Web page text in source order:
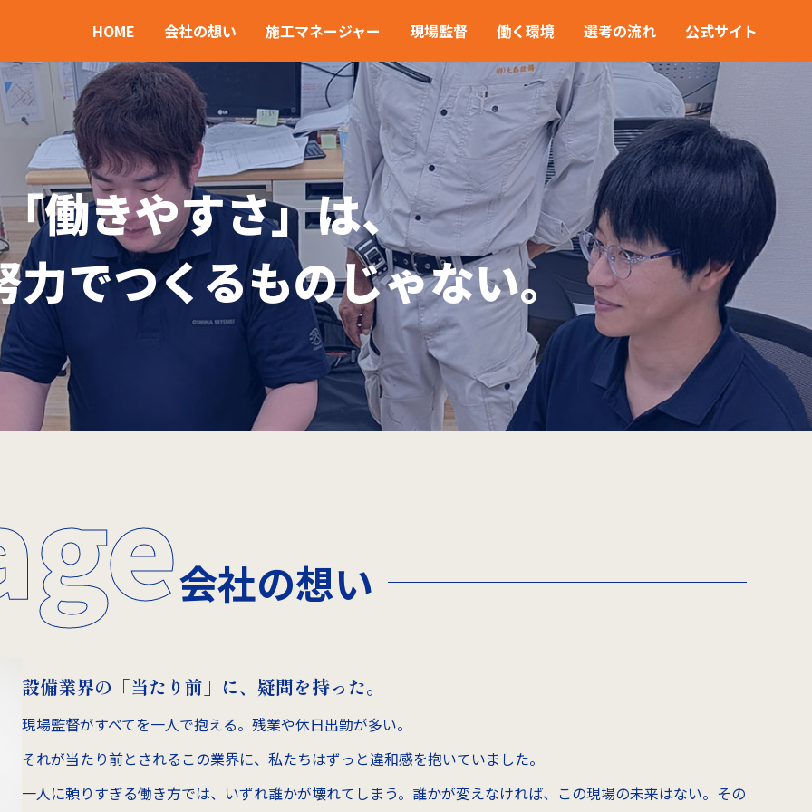
HOME 会社の想い 施工マネージャー 現場監督 働く環境 選考の流れ 公式サイト
「働きやすさ」は、
でつくるものじゃない。
会社の想い
設備業界の「当たり前」に、疑問を持った。
現場監督がすべてを一人で抱える。残業や休日出勤が多い。
それが当たり前とされるこの業界に、私たちはずっと違和感を抱いていました。
一人に頼りすぎる働き方では、いずれ誰かが壊れてしまう。誰かが変えなければ、この現場の未来はない。その